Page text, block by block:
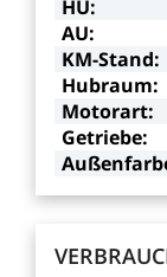
HU:
AU:
KM-Stand:
Hubraum:
Motorart:
Getriebe: